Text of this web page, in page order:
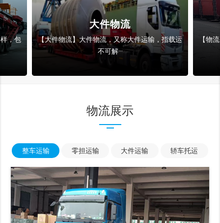
载运
整车运输
【物流公司】‌整车运输的主要优势在于运输时间
短、···
物流
物流展示
整车运输 零担运输 大件运输 轿车托运